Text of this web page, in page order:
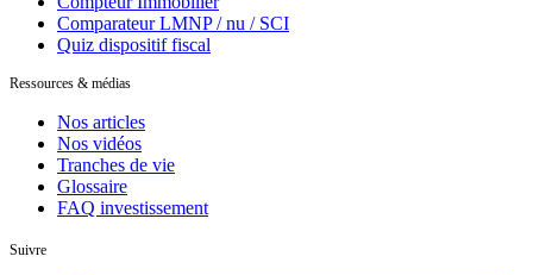
Comparateur LMNP / nu / SCI
Quiz dispositif fiscal
Ressources & médias
Nos articles
Nos vidéos
Tranches de vie
Glossaire
FAQ investissement
Suivre